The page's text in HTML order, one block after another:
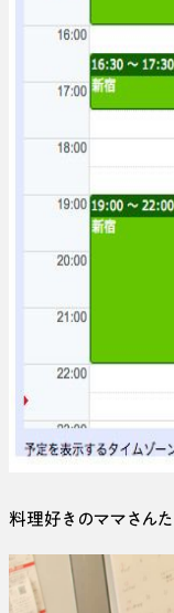
料理好きのママさんた